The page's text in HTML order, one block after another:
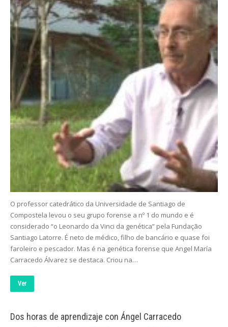
O professor catedrático da Universidade de Santiago de
Compostela levou o seu grupo forense a nº 1 do mundo e é
considerado “o Leonardo da Vinci da genética” pela Fundação
Santiago Latorre. É neto de médico, filho de bancário e quase foi
faroleiro e pescador. Mas é na genética forense que Angel María
Carracedo Álvarez se destaca. Criou na…
Ver
Dos horas de aprendizaje con Ángel Carracedo